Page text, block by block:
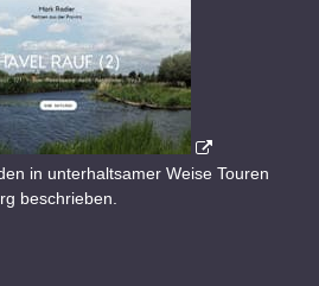
in unterhaltsamer Weise Touren
beschrieben.